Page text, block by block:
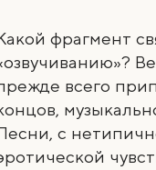
фрагмент
всего
с